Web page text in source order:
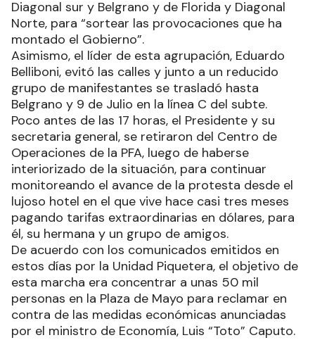
Diagonal sur y Belgrano y de Florida y Diagonal
Norte, para “sortear las provocaciones que ha
montado el Gobierno”.
Asimismo, el líder de esta agrupación, Eduardo
Belliboni, evitó las calles y junto a un reducido
grupo de manifestantes se trasladó hasta
Belgrano y 9 de Julio en la línea C del subte.
Poco antes de las 17 horas, el Presidente y su
secretaria general, se retiraron del Centro de
Operaciones de la PFA, luego de haberse
interiorizado de la situación, para continuar
monitoreando el avance de la protesta desde el
lujoso hotel en el que vive hace casi tres meses
pagando tarifas extraordinarias en dólares, para
él, su hermana y un grupo de amigos.
De acuerdo con los comunicados emitidos en
estos días por la Unidad Piquetera, el objetivo de
esta marcha era concentrar a unas 50 mil
personas en la Plaza de Mayo para reclamar en
contra de las medidas económicas anunciadas
por el ministro de Economía, Luis “Toto” Caputo.